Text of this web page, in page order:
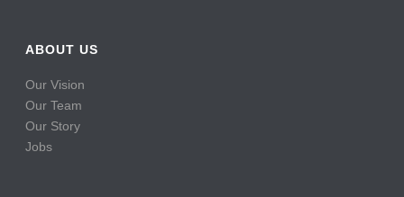
ABOUT US
Our Vision
Our Team
Our Story
Jobs